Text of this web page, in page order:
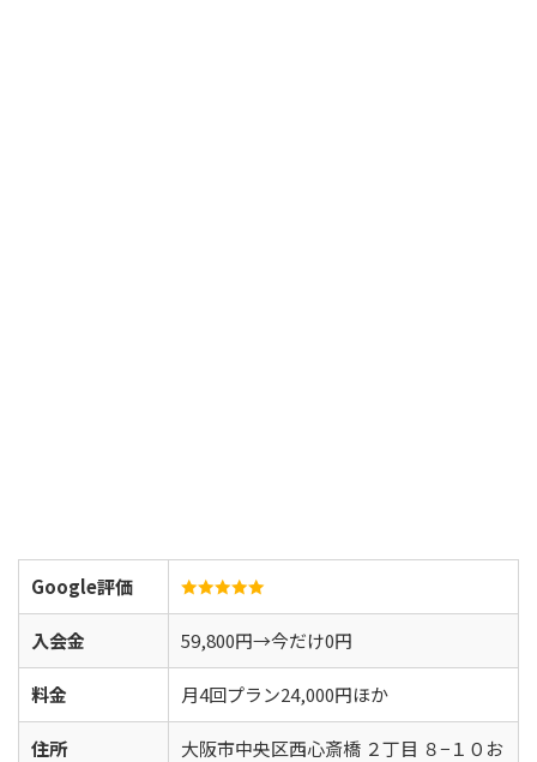
Google評価
入会金 59,800円→今だけ0円
料金 月4回プラン24,000円ほか
住所
大阪市中央区西心斎橋 ２丁目 ８−１０お